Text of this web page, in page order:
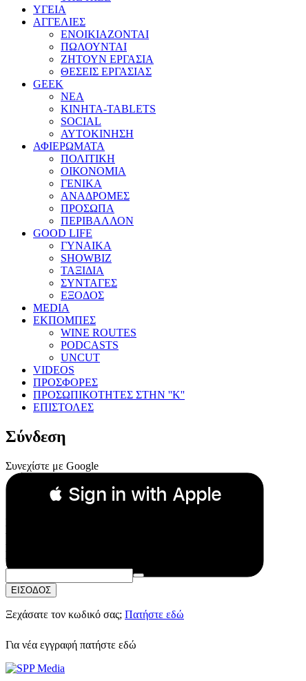
ΥΓΕΙΑ
ΑΓΓΕΛΙΕΣ
ΕΝΟΙΚΙΑΖΟΝΤΑΙ
ΠΩΛΟΥΝΤΑΙ
ΖΗΤΟΥΝ ΕΡΓΑΣΙΑ
ΘΕΣΕΙΣ ΕΡΓΑΣΙΑΣ
GEEK
ΝΕΑ
ΚΙΝΗΤΑ-TABLETS
SOCIAL
ΑΥΤΟΚΙΝΗΣΗ
ΑΦΙΕΡΩΜΑΤΑ
ΠΟΛΙΤΙΚΗ
ΟΙΚΟΝΟΜΙΑ
ΓΕΝΙΚΑ
ΑΝΑΔΡΟΜΕΣ
ΠΡΟΣΩΠΑ
ΠΕΡΙΒΑΛΛΟΝ
GOOD LIFE
ΓΥΝΑΙΚΑ
SHOWBIZ
ΤΑΞΙΔΙΑ
ΣΥΝΤΑΓΕΣ
ΕΞΟΔΟΣ
MEDIA
ΕΚΠΟΜΠΕΣ
WINE ROUTES
PODCASTS
UNCUT
VIDEOS
ΠΡΟΣΦΟΡΕΣ
ΠΡΟΣΩΠΙΚΟΤΗΤΕΣ ΣΤΗΝ ''Κ''
ΕΠΙΣΤΟΛΕΣ
Σύνδεση
Συνεχίστε με Google
 Sign in with Apple
Συνεχίστε με Apple
ή
Email:
Κωδικός Πρόσβασης:
ΕΙΣΟΔΟΣ
Ξεχάσατε τον κωδικό σας; Πατήστε εδώ
Για νέα εγγραφή πατήστε εδώ